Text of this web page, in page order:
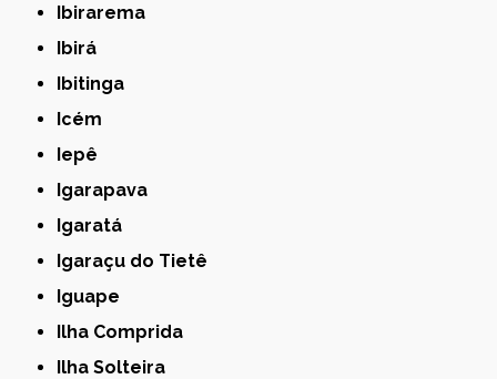
Ibirarema
Ibirá
Ibitinga
Icém
Iepê
Igarapava
Igaratá
Igaraçu do Tietê
Iguape
Ilha Comprida
Ilha Solteira